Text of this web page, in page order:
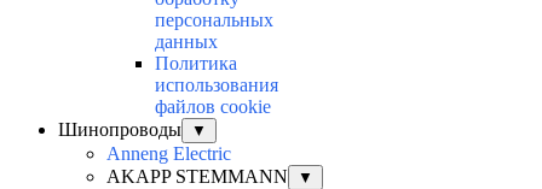
персональных
данных
Политика
использования
файлов cookie
Шинопроводы
▼
Anneng Electric
AKAPP STEMMANN
▼